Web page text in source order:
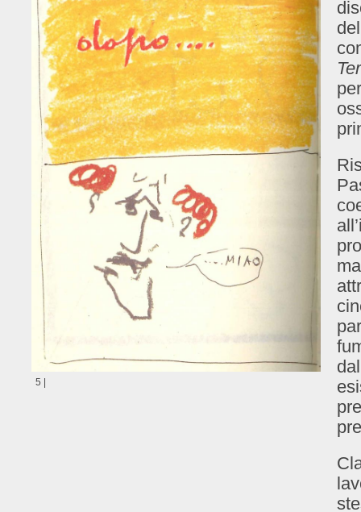
5 |